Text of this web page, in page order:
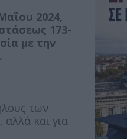
2024,
173-
με την
των
και για